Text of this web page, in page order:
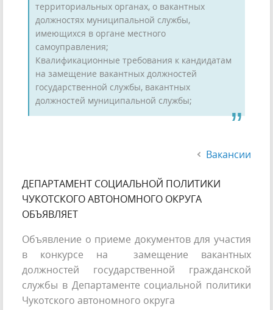
территориальных органах, о вакантных
должностях муниципальной службы,
имеющихся в органе местного
самоуправления;
Квалификационные требования к кандидатам
на замещение вакантных должностей
государственной службы, вакантных
должностей муниципальной службы;
Вакансии
ДЕПАРТАМЕНТ СОЦИАЛЬНОЙ ПОЛИТИКИ
ЧУКОТСКОГО АВТОНОМНОГО ОКРУГА
ОБЪЯВЛЯЕТ
Объявление о приеме документов для участия
в конкурсе на замещение вакантных
должностей государственной гражданской
службы в Департаменте социальной политики
Чукотского автономного округа